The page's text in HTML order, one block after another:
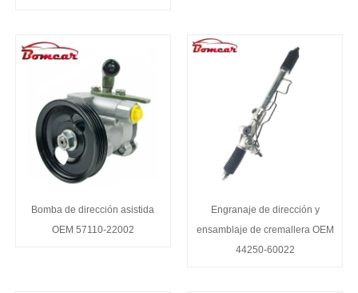
Bomba de dirección asistida
OEM 57110-22002
Engranaje de dirección y
ensamblaje de cremallera OEM
44250-60022